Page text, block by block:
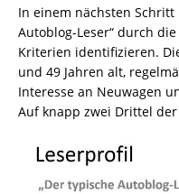
In einem nächsten
Autoblog-Leser“ durch
Kriterien identifizieren.
und 49 Jahren alt,
Interesse an Neuwagen
Auf knapp zwei Drittel